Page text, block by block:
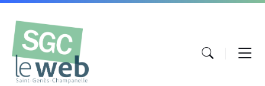
Aller
contenu
Passer
navigation
principale
Atteindre
pied
page